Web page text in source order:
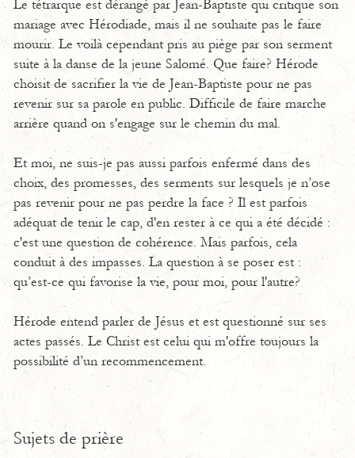
Le tétrarque est dérangé par Jean-Baptiste qui critique son
mariage avec Hérodiade, mais il ne souhaite pas le faire
mourir. Le voilà cependant pris au piège par son serment
suite à la danse de la jeune Salomé. Que faire? Hérode
choisit de sacrifier la vie de Jean-Baptiste pour ne pas
revenir sur sa parole en public. Difficile de faire marche
arrière quand on s'engage sur le chemin du mal.
Et moi, ne suis-je pas aussi parfois enfermé dans des
choix, des promesses, des serments sur lesquels je n’ose
pas revenir pour ne pas perdre la face ? Il est parfois
adéquat de tenir le cap, d'en rester à ce qui a été décidé :
c'est une question de cohérence. Mais parfois, cela
conduit à des impasses. La question à se poser est :
qu’est-ce qui favorise la vie, pour moi, pour l'autre?
Hérode entend parler de Jésus et est questionné sur ses
actes passés. Le Christ est celui qui m'offre toujours la
possibilité d’un recommencement.
Sujets de prière